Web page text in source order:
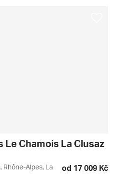
Chamois La Clusaz
Rhône-Alpes, La
od 17 009 Kč